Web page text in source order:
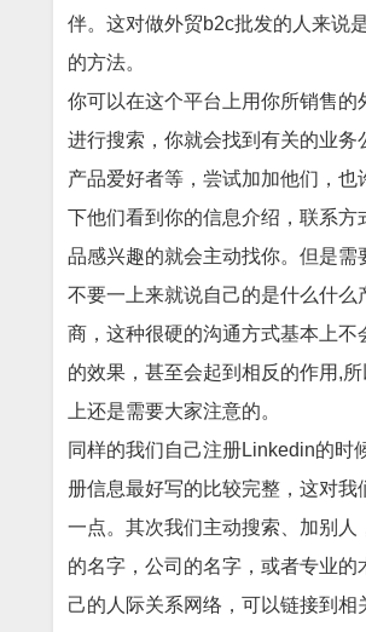
伴。这对做外贸b2c批发的人来说
的方法。
你可以在这个平台上用你所销售的
进行搜索，你就会找到有关的业务
产品爱好者等，尝试加加他们，也
下他们看到你的信息介绍，联系方
品感兴趣的就会主动找你。但是需
不要一上来就说自己的是什么什么
商，这种很硬的沟通方式基本上不
的效果，甚至会起到相反的作用,
上还是需要大家注意的。
同样的我们自己注册Linkedin的时
册信息最好写的比较完整，这对我
一点。其次我们主动搜索、加别人
的名字，公司的名字，或者专业的
己的人际关系网络，可以链接到相